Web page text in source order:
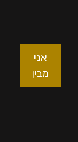
אני
מבין